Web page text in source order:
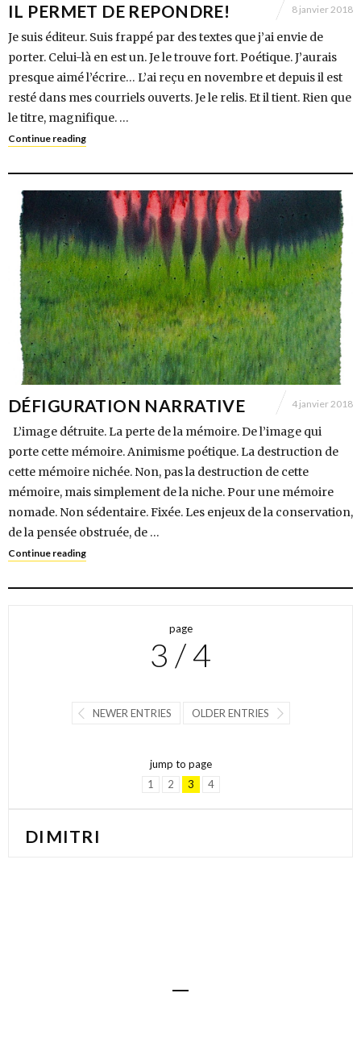
IL PERMET DE REPONDRE! 8 janvier 2018
Je suis éditeur. Suis frappé par des textes que j’ai envie de
porter. Celui-là en est un. Je le trouve fort. Poétique. J’aurais
presque aimé l’écrire… L’ai reçu en novembre et depuis il est
resté dans mes courriels ouverts. Je le relis. Et il tient. Rien que
le titre, magnifique. …
Continue reading
DÉFIGURATION NARRATIVE 4 janvier 2018
L’image détruite. La perte de la mémoire. De l’image qui
porte cette mémoire. Animisme poétique. La destruction de
cette mémoire nichée. Non, pas la destruction de cette
mémoire, mais simplement de la niche. Pour une mémoire
nomade. Non sédentaire. Fixée. Les enjeux de la conservation,
de la pensée obstruée, de …
Continue reading
page
3 / 4
NEWER ENTRIES OLDER ENTRIES
jump to page
1
2 3 4
DIMITRI